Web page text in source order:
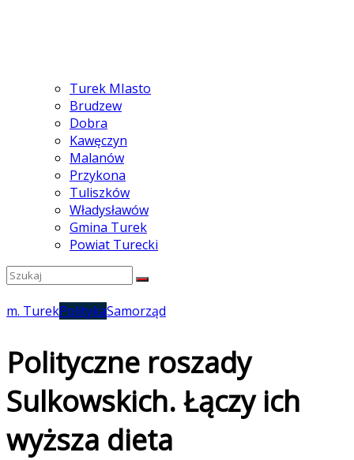
Turek MIasto
Brudzew
Dobra
Kawęczyn
Malanów
Przykona
Tuliszków
Władysławów
Gmina Turek
Powiat Turecki
m. TurekPolitykaSamorząd
Polityczne roszady
Sulkowskich. Łączy ich
wyższa dieta